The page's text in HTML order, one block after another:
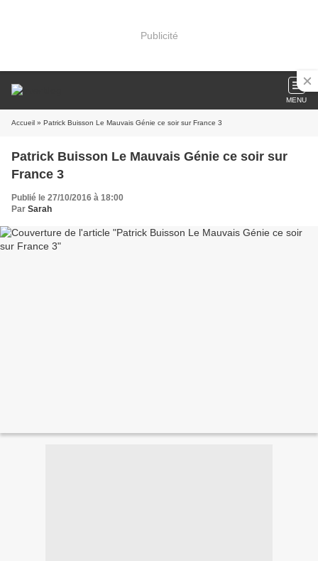
Publicité
MENU
Accueil » Patrick Buisson Le Mauvais Génie ce soir sur France 3
Patrick Buisson Le Mauvais Génie ce soir sur
France 3
Publié le 27/10/2016 à 18:00
Par Sarah